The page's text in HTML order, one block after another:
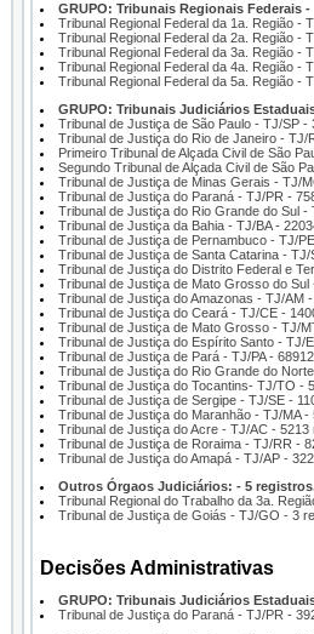
GRUPO: Tribunais Regionais Federais -
Tribunal Regional Federal da 1a. Região -
Tribunal Regional Federal da 2a. Região -
Tribunal Regional Federal da 3a. Região -
Tribunal Regional Federal da 4a. Região -
Tribunal Regional Federal da 5a. Região -
GRUPO: Tribunais Judiciários
Tribunal de Justiça de São Paulo - TJ/SP -
Tribunal de Justiça do Rio de Janeiro - TJ/
Primeiro Tribunal de Alçada Civil de São
Segundo Tribunal de Alçada Civil de São
Tribunal de Justiça de Minas Gerais - TJ/
Tribunal de Justiça do Paraná - TJ/PR -
Tribunal de Justiça do Rio Grande do Sul
Tribunal de Justiça da Bahia - TJ/BA -
Tribunal de Justiça de Pernambuco - TJ/
Tribunal de Justiça de Santa Catarina -
Tribunal de Justiça do Distrito Federal e
Tribunal de Justiça de Mato Grosso do
Tribunal de Justiça do Amazonas - TJ/AM
Tribunal de Justiça do Ceará - TJ/CE -
Tribunal de Justiça de Mato Grosso - TJ/
Tribunal de Justiça do Espírito Santo - TJ/
Tribunal de Justiça de Pará - TJ/PA -
Tribunal de Justiça do Rio Grande do
Tribunal de Justiça do Tocantins- TJ/TO -
Tribunal de Justiça de Sergipe - TJ/SE -
Tribunal de Justiça do Maranhão - TJ/MA -
Tribunal de Justiça do Acre - TJ/AC - 5213
Tribunal de Justiça de Roraima - TJ/RR -
Tribunal de Justiça do Amapá - TJ/AP -
Outros Órgaos Judiciários: - 5
Tribunal Regional do Trabalho da 3a.
Tribunal de Justiça de Goiás - TJ/GO - 3
Decisões Administrativas
GRUPO: Tribunais Judiciários
Tribunal de Justiça do Paraná - TJ/PR -